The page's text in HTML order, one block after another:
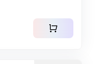
shopping_cart